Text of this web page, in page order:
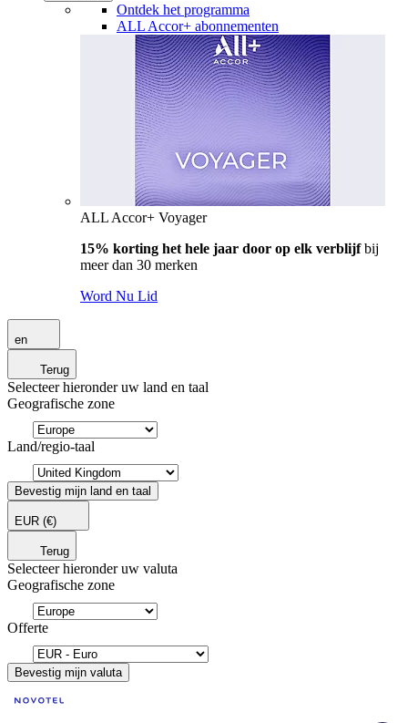
Ontdek het programma
ALL Accor+ abonnementen
ALL Accor+ Voyager
15% korting het hele jaar door op elk verblijfbij
meer dan 30 merken
Word Nu Lid
en
Terug
Selecteer hieronder uw land en taal
Geografische zone
Land/regio-taal
Bevestig mijn land en taal
EUR (€)
Terug
Selecteer hieronder uw valuta
Geografische zone
Offerte
Bevestig mijn valuta